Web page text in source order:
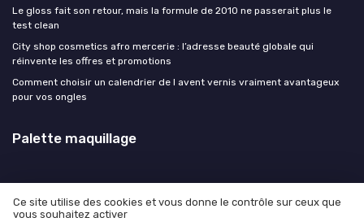
Le gloss fait son retour, mais la formule de 2010 ne passerait plus le
test clean
City shop cosmetics afro mercerie : l’adresse beauté globale qui
réinvente les offres et promotions
Comment choisir un calendrier de l avent vernis vraiment avantageux
pour vos ongles
Palette maquillage
Ce site utilise des cookies et vous donne le contrôle sur ceux que
vous souhaitez activer